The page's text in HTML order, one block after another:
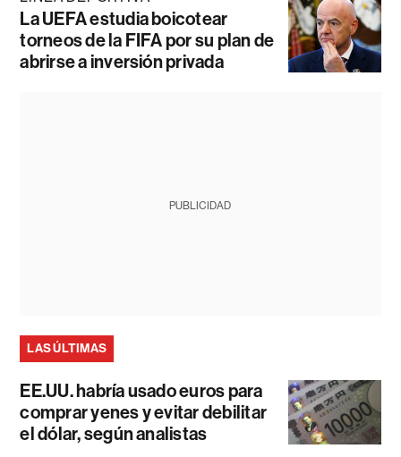
La UEFA estudia boicotear
torneos de la FIFA por su plan de
abrirse a inversión privada
PUBLICIDAD
LAS ÚLTIMAS
EE.UU. habría usado euros para
comprar yenes y evitar debilitar
el dólar, según analistas